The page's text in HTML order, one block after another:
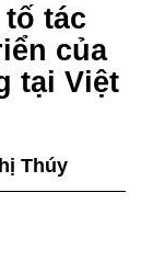
tác
của
tại Việt
Thúy